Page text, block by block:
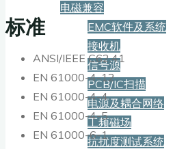
电磁兼容
EMC软件及系统
接收机
信号源
PCB/IC扫描
电源及耦合网络
工频磁场
抗扰度测试系统
标准
ANSI/IEEE C62.41
EN 61000-4-12
EN 61000-4-4
EN 61000-4-5
EN 61000-6-1